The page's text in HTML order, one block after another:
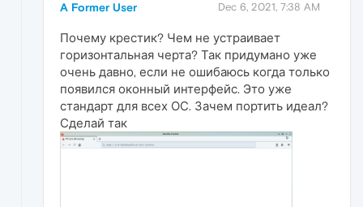
A Former User Dec 6, 2021, 7:38 AM
Почему крестик? Чем не устраивает
горизонтальная черта? Так придумано уже
очень давно, если не ошибаюсь когда только
появился оконный интерфейс. Это уже
стандарт для всех ОС. Зачем портить идеал?
Сделай так